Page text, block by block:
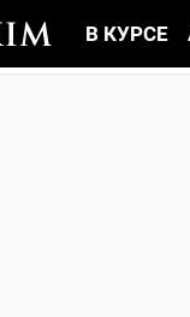
В КУРСЕ